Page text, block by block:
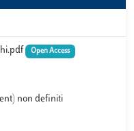
Open Access
non definiti